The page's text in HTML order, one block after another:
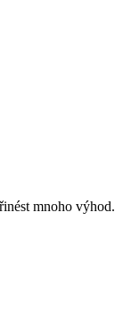
mnoho výhod.